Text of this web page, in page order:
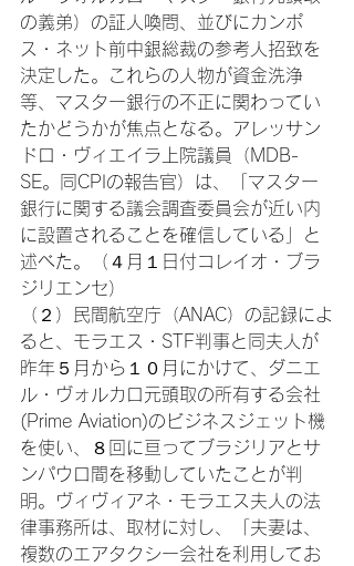
の義弟）の証人喚問、並びにカンポ
ス・ネット前中銀総裁の参考人招致を
決定した。これらの人物が資金洗浄
等、マスター銀行の不正に関わってい
たかどうかが焦点となる。アレッサン
ドロ・ヴィエイラ上院議員（MDB-
SE。同CPIの報告官）は、「マスター
銀行に関する議会調査委員会が近い内
に設置されることを確信している」と
述べた。（４月１日付コレイオ・ブラ
ジリエンセ）
（２）民間航空庁（ANAC）の記録によ
ると、モラエス・STF判事と同夫人が
昨年５月から１０月にかけて、ダニエ
ル・ヴォルカロ元頭取の所有する会社
(Prime Aviation)のビジネスジェット機
を使い、８回に亘ってブラジリアとサ
ンパウロ間を移動していたことが判
明。ヴィヴィアネ・モラエス夫人の法
律事務所は、取材に対し、「夫妻は、
複数のエアタクシー会社を利用してお